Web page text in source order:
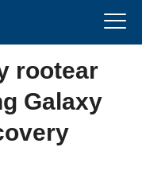
rootear
Galaxy